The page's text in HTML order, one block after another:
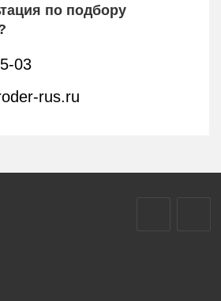
по подбору
03
rus.ru